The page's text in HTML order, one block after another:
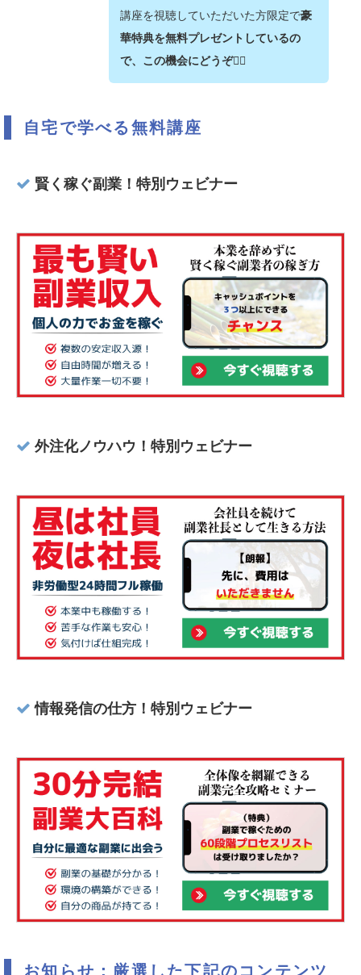
講座を視聴していただいた方限定で豪
華特典を無料プレゼントしているの
で、この機会にどうぞ💁‍♂️
自宅で学べる無料講座
賢く稼ぐ副業！特別ウェビナー
外注化ノウハウ！特別ウェビナー
情報発信の仕方！特別ウェビナー
お知らせ：厳選した下記のコンテンツ